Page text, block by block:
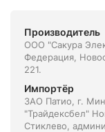
Производитель
ООО "Сакура
Федерация,
221.
Импортёр
ЗАО Патио, г.
"Трайдексбел"
Стиклево,